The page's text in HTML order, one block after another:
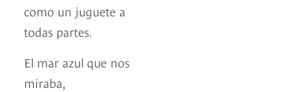
como un juguete a
todas partes.
El mar azul que nos
miraba,